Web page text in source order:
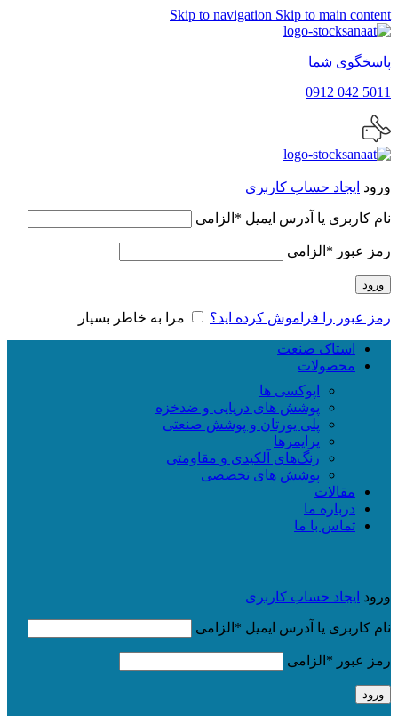
Skip to navigation Skip to main content
پاسخگوی شما
5011 042 0912
ورود ایجاد حساب کاربری
نام کاربری یا آدرس ایمیل * الزامی
رمز عبور * الزامی
ورود
رمز عبور را فراموش کرده اید؟ مرا به خاطر بسپار
استاک صنعت
محصولات
اپوکسی ها
پوشش های دریایی و ضدخزه
پلی یورتان و پوشش صنعتی
پرایمرها
رنگ‌های آلکیدی و مقاومتی
پوشش های تخصصی
مقالات
درباره ما
تماس با ما
ورود ایجاد حساب کاربری
نام کاربری یا آدرس ایمیل * الزامی
رمز عبور * الزامی
ورود